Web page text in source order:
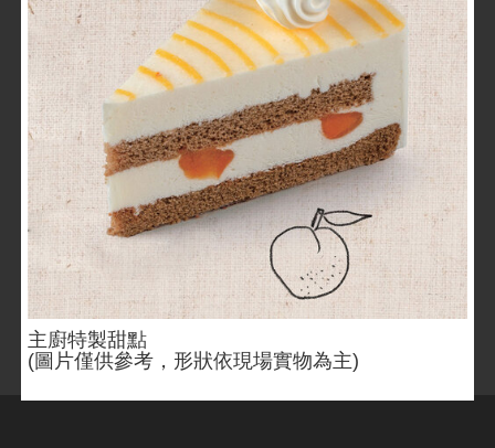
主廚特製甜點
(圖片僅供參考，形狀依現場實物為主)